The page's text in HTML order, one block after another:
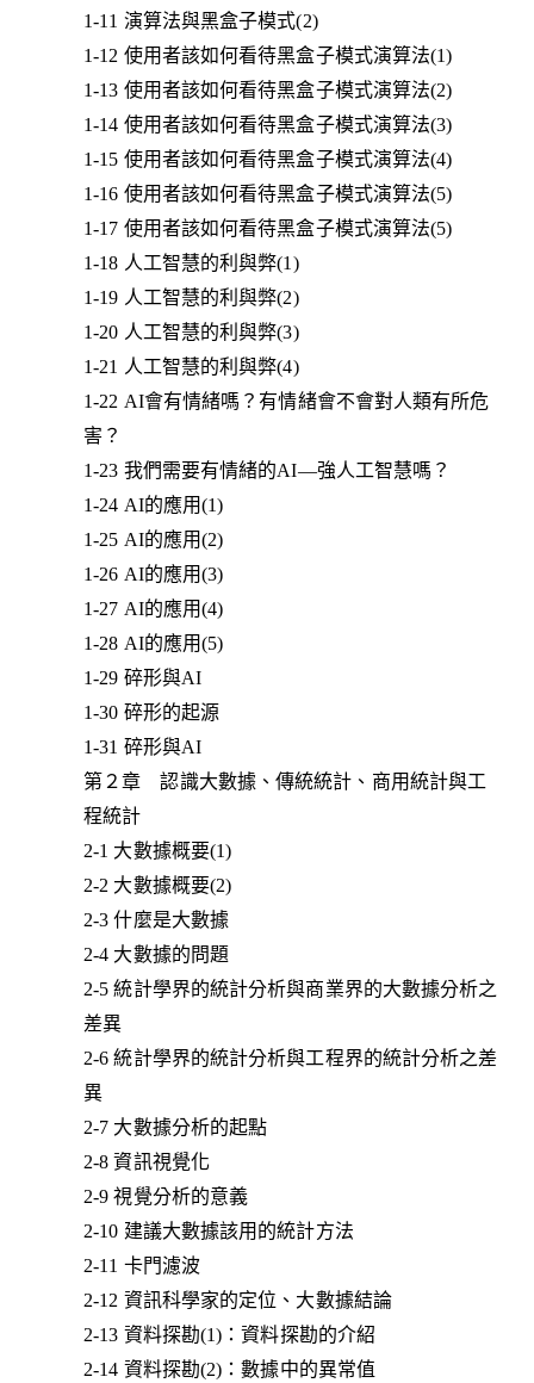
1-11 演算法與黑盒子模式(2)
1-12 使用者該如何看待黑盒子模式演算法(1)
1-13 使用者該如何看待黑盒子模式演算法(2)
1-14 使用者該如何看待黑盒子模式演算法(3)
1-15 使用者該如何看待黑盒子模式演算法(4)
1-16 使用者該如何看待黑盒子模式演算法(5)
1-17 使用者該如何看待黑盒子模式演算法(5)
1-18 人工智慧的利與弊(1)
1-19 人工智慧的利與弊(2)
1-20 人工智慧的利與弊(3)
1-21 人工智慧的利與弊(4)
1-22 AI會有情緒嗎？有情緒會不會對人類有所危
害？
1-23 我們需要有情緒的AI—強人工智慧嗎？
1-24 AI的應用(1)
1-25 AI的應用(2)
1-26 AI的應用(3)
1-27 AI的應用(4)
1-28 AI的應用(5)
1-29 碎形與AI
1-30 碎形的起源
1-31 碎形與AI
第２章 認識大數據、傳統統計、商用統計與工
程統計
2-1 大數據概要(1)
2-2 大數據概要(2)
2-3 什麼是大數據
2-4 大數據的問題
2-5 統計學界的統計分析與商業界的大數據分析之
差異
2-6 統計學界的統計分析與工程界的統計分析之差
異
2-7 大數據分析的起點
2-8 資訊視覺化
2-9 視覺分析的意義
2-10 建議大數據該用的統計方法
2-11 卡門濾波
2-12 資訊科學家的定位、大數據結論
2-13 資料探勘(1)：資料探勘的介紹
2-14 資料探勘(2)：數據中的異常值